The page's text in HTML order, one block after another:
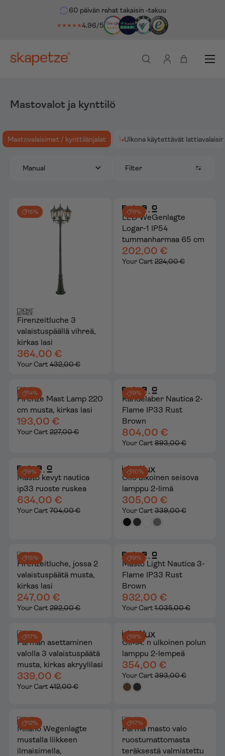
sisältöön 60 päivän rahat takaisin -takuu
★★★★★4.96/5
Haku
Kirjaudu sisään
Ostoskassi
Valikko
Mastovalot ja kynttilö
Mastovalaisimet / kynttilänjalat Ulkona käytettävät
Manual Filter
15%
Firenzeitluche 3
valaistuspäällä vihreä,
kirkas lasi
364,00 €
Your Cart 432,00 €
9%
LED WeGenlagte
Logar-1 IP54
tummanharmaa 65 cm
202,00 €
Your Cart224,00 €
14%
Firenze Mast Lamp 220
cm musta, kirkas lasi
193,00 €
Your Cart 227,00 €
9%
Kandelaber Nautica 2-
Flame IP33 Rust
Brown
804,00 €
Your Cart893,00 €
9%
Masto kevyt nautica
ip33 ruoste ruskea
634,00 €
Your Cart 704,00 €
10%
Clio ulkoinen seisova
lamppu 2-limä
305,00 €
Your Cart339,00 €
15%
Firenzeitluche, jossa 2
valaistuspäätä musta,
kirkas lasi
247,00 €
Your Cart 292,00 €
9%
Masto Light Nautica 3-
Flame IP33 Rust
Brown
932,00 €
Your Cart1.035,00 €
17%
Parman asettaminen
valolla 3 valaistuspäätä
musta, kirkas akryylilasi
339,00 €
Your Cart 412,00 €
9%
CIMA: n ulkoinen polun
lamppu 2-lempeä
354,00 €
Your Cart393,00 €
12%
Milano Wegenlagte
mustalla liikkeen
ilmaisimella,
17%
Parma masto valo
ruostumattomasta
teräksestä valmistettu